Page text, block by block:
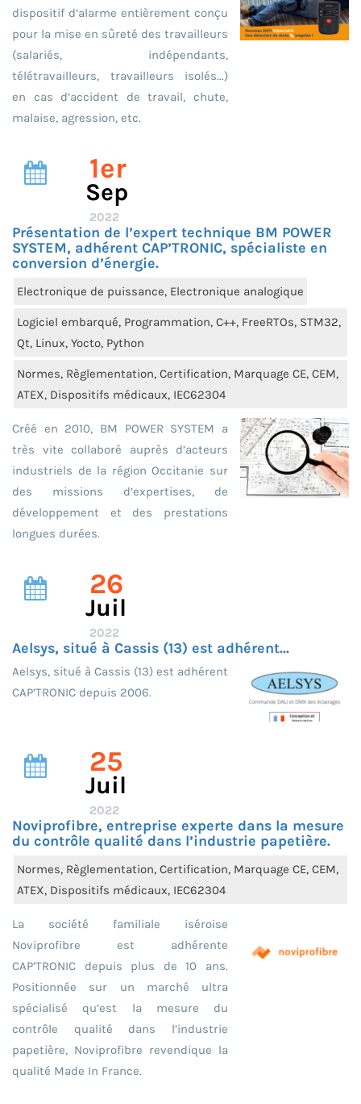
dispositif d’alarme entièrement conçu
pour la mise en sûreté des travailleurs
(salariés, indépendants,
télétravailleurs, travailleurs isolés...)
en cas d’accident de travail, chute,
malaise, agression, etc.
1er
Sep
2022
Présentation de l’expert technique BM POWER
SYSTEM, adhérent CAP’TRONIC, spécialiste en
conversion d’énergie.
Electronique de puissance, Electronique analogique
Logiciel embarqué, Programmation, C++, FreeRTOs, STM32,
Qt, Linux, Yocto, Python
Normes, Règlementation, Certification, Marquage CE, CEM,
ATEX, Dispositifs médicaux, IEC62304
Créé en 2010, BM POWER SYSTEM a
très vite collaboré auprès d’acteurs
industriels de la région Occitanie sur
des missions d’expertises, de
développement et des prestations
longues durées.
26
Juil
2022
Aelsys, situé à Cassis (13) est adhérent...
Aelsys, situé à Cassis (13) est adhérent
CAP’TRONIC depuis 2006.
25
Juil
2022
Noviprofibre, entreprise experte dans la mesure
du contrôle qualité dans l’industrie papetière.
Normes, Règlementation, Certification, Marquage CE, CEM,
ATEX, Dispositifs médicaux, IEC62304
La société familiale iséroise
Noviprofibre est adhérente
CAP’TRONIC depuis plus de 10 ans.
Positionnée sur un marché ultra
spécialisé qu’est la mesure du
contrôle qualité dans l’industrie
papetière, Noviprofibre revendique la
qualité Made In France.